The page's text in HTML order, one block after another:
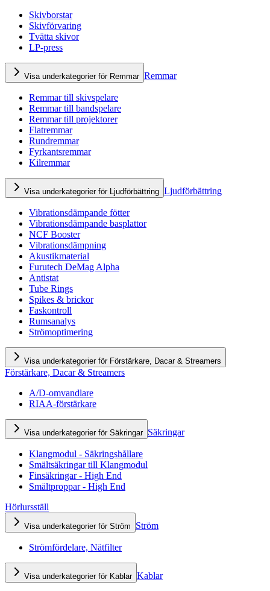
Skivborstar
Skivförvaring
Tvätta skivor
LP-press
Visa underkategorier för Remmar Remmar
Remmar till skivspelare
Remmar till bandspelare
Remmar till projektorer
Flatremmar
Rundremmar
Fyrkantsremmar
Kilremmar
Visa underkategorier för Ljudförbättring Ljudförbättring
Vibrationsdämpande fötter
Vibrationsdämpande basplattor
NCF Booster
Vibrationsdämpning
Akustikmaterial
Furutech DeMag Alpha
Antistat
Tube Rings
Spikes & brickor
Faskontroll
Rumsanalys
Strömoptimering
Visa underkategorier för Förstärkare, Dacar & Streamers
Förstärkare, Dacar & Streamers
A/D-omvandlare
RIAA-förstärkare
Visa underkategorier för Säkringar Säkringar
Klangmodul - Säkringshållare
Smältsäkringar till Klangmodul
Finsäkringar - High End
Smältproppar - High End
Hörlursställ
Visa underkategorier för Ström Ström
Strömfördelare, Nätfilter
Visa underkategorier för Kablar Kablar